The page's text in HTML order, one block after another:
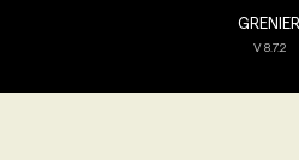
GRENIER
V8.7.2